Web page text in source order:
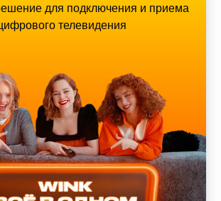
для подключения и приема
телевидения